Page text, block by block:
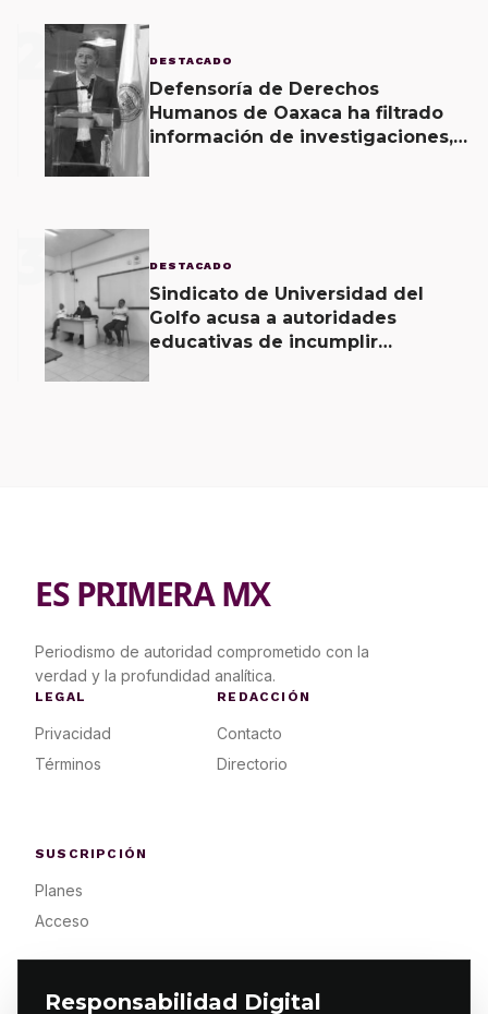
Responsabilidad Digital
2 DESTACADO
Defensoría de Derechos
Humanos de Oaxaca ha filtrado
información de investigaciones,
3 DESTACADO
Sindicato de Universidad del
Golfo acusa a autoridades
educativas de incumplir
ES PRIMERA MX
Periodismo de autoridad comprometido con la
verdad y la profundidad analítica.
LEGAL
Privacidad
Términos
REDACCIÓN
Contacto
Directorio
SUSCRIPCIÓN
Planes
Acceso